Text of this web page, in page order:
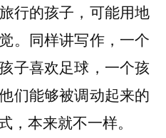
行的孩子，可能用地
。同样讲写作，一个
子喜欢足球，一个孩
们能够被调动起来的
，本来就不一样。